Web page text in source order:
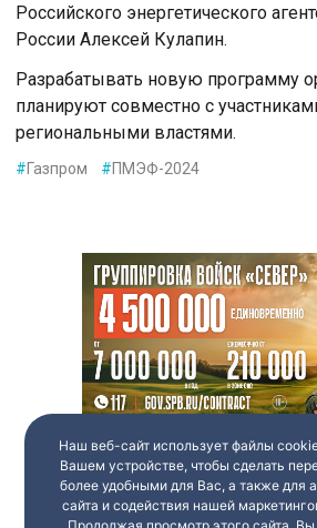
Российского энергетического
России Алексей Кулапин.
Разрабатывать новую программу
планируют совместно с
региональными властями.
#Газпром #ПМЭФ-2024
Наш веб-сайт использует файлы
Вашем устройстве, чтобы сделать
более удобными для Вас, а также для
сайта и содействия нашей